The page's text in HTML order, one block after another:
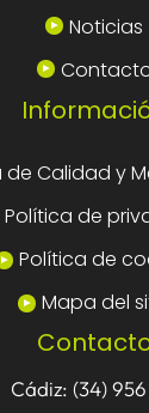
Noticias
de Calidad y
Política de
Política de
Mapa del
Cádiz: (34)